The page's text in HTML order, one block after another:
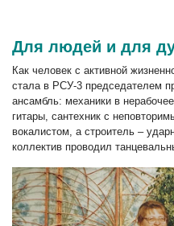
Для людей и для
Как человек с активной
стала в РСУ-3 председателем
ансамбль: механики в
гитары, сантехник с
вокалистом, а строитель –
коллектив проводил